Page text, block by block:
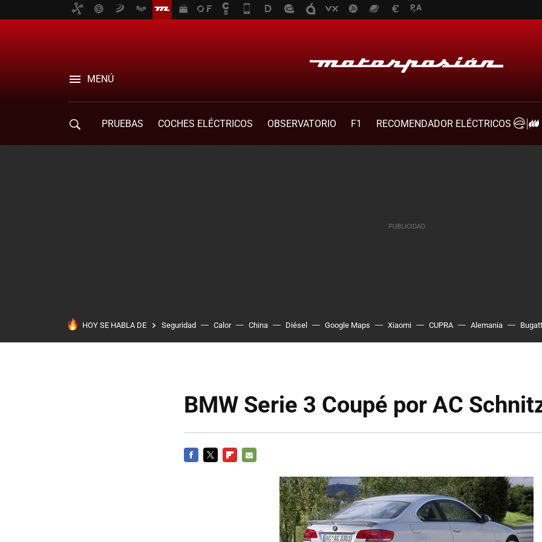
MENÚ
PRUEBAS COCHES ELÉCTRICOS OBSERVATORIO F1
RECOMENDADOR ELÉCTRICOS
HOY SE HABLA DE Seguridad Calor China Diésel Google Maps Xiaomi CUPRA Alemania
BMW Serie 3 Coupé por AC